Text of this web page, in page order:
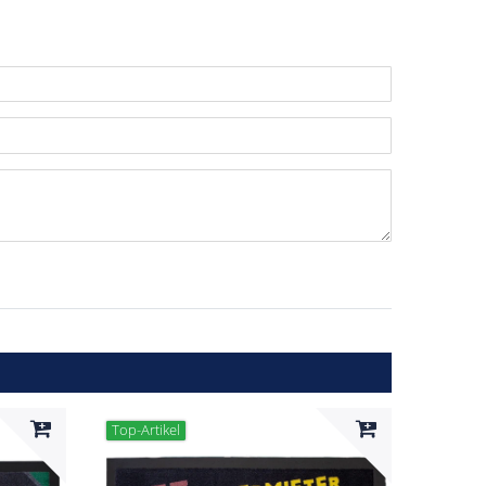
Top-Artikel